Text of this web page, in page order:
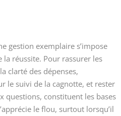
gestion exemplaire s’impose
réussite. Pour rassurer les
clarté des dépenses,
le suivi de la cagnotte, et rester
questions, constituent les bases
le flou, surtout lorsqu’il